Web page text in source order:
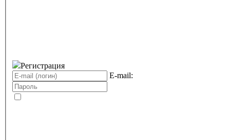
Регистрация
E-mail: